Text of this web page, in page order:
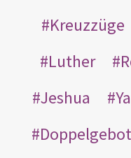
Kreuzzüge
Luther
Jeshua
Doppelgebot